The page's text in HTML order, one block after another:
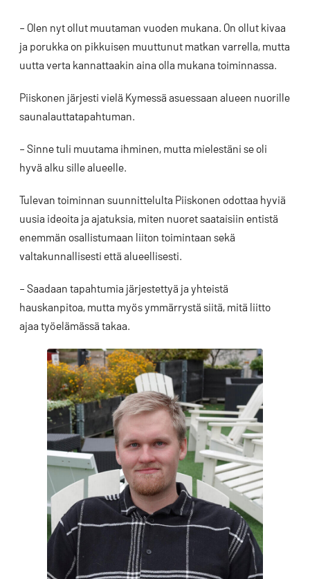
– Olen nyt ollut muutaman vuoden mukana. On ollut kivaa
ja porukka on pikkuisen muuttunut matkan varrella, mutta
uutta verta kannattaakin aina olla mukana toiminnassa.
Piiskonen järjesti vielä Kymessä asuessaan alueen nuorille
saunalauttatapahtuman.
– Sinne tuli muutama ihminen, mutta mielestäni se oli
hyvä alku sille alueelle.
Tulevan toiminnan suunnittelulta Piiskonen odottaa hyviä
uusia ideoita ja ajatuksia, miten nuoret saataisiin entistä
enemmän osallistumaan liiton toimintaan sekä
valtakunnallisesti että alueellisesti.
– Saadaan tapahtumia järjestettyä ja yhteistä
hauskanpitoa, mutta myös ymmärrystä siitä, mitä liitto
ajaa työelämässä takaa.